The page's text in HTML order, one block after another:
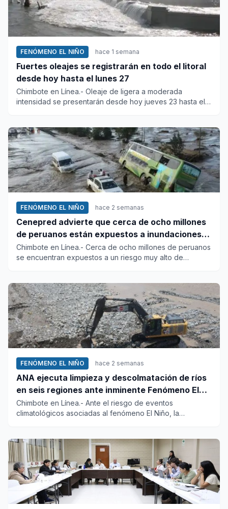
FENÓMENO EL NIÑO hace 1 semana
Fuertes oleajes se registrarán en todo el litoral
desde hoy hasta el lunes 27
Chimbote en Línea.- Oleaje de ligera a moderada
intensidad se presentarán desde hoy jueves 23 hasta el
FENÓMENO EL NIÑO hace 2 semanas
Cenepred advierte que cerca de ocho millones
de peruanos están expuestos a inundaciones
por “El Niño”
Chimbote en Línea.- Cerca de ocho millones de peruanos
se encuentran expuestos a un riesgo muy alto de
FENÓMENO EL NIÑO hace 2 semanas
ANA ejecuta limpieza y descolmatación de ríos
en seis regiones ante inminente Fenómeno El
Niño
Chimbote en Línea.- Ante el riesgo de eventos
climatológicos asociadas al fenómeno El Niño, la